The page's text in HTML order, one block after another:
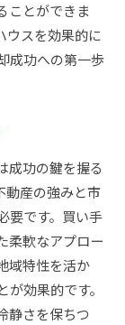
ことができま
ウスを効果的に
成功への第一歩
成功の鍵を握る
動産の強みと市
要です。買い手
柔軟なアプロー
域特性を活か
効果的です。
静さを保ちつ